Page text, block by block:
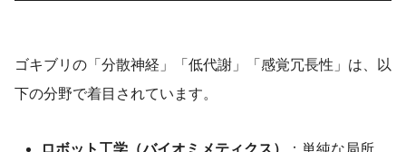
ゴキブリの「分散神経」「低代謝」「感覚冗長性」は、以
下の分野で着目されています。